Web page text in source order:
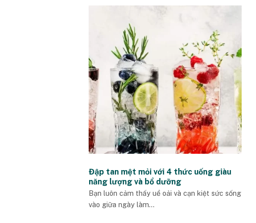
Đập tan mệt mỏi với 4 thức uống giàu
năng lượng và bổ dưỡng
Bạn luôn cảm thấy uể oải và cạn kiệt sức sống
vào giữa ngày làm...